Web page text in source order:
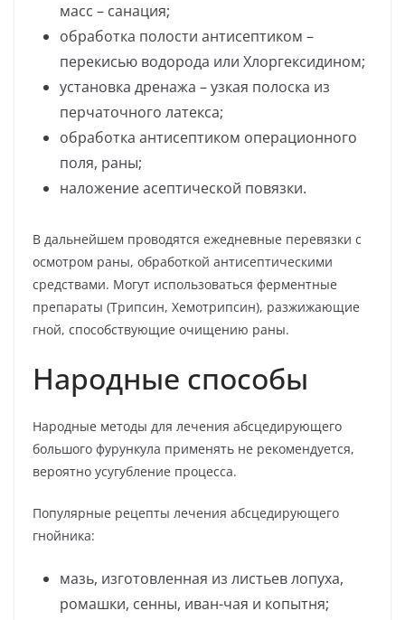
масс – санация;
обработка полости антисептиком –
перекисью водорода или Хлоргексидином;
установка дренажа – узкая полоска из
перчаточного латекса;
обработка антисептиком операционного
поля, раны;
наложение асептической повязки.
В дальнейшем проводятся ежедневные перевязки с
осмотром раны, обработкой антисептическими
средствами. Могут использоваться ферментные
препараты (Трипсин, Хемотрипсин), разжижающие
гной, способствующие очищению раны.
Народные способы
Народные методы для лечения абсцедирующего
большого фурункула применять не рекомендуется,
вероятно усугубление процесса.
Популярные рецепты лечения абсцедирующего
гнойника:
мазь, изготовленная из листьев лопуха,
ромашки, сенны, иван-чая и копытня;